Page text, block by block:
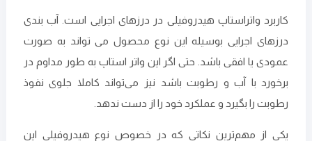
کاربرد واتراستاپ هیدروفیلی در درزهای اجرایی است. آب بندی
درزهای اجرایی بوسیله این نوع محصول می تواند به صورت
عمودی یا افقی باشد. حتی اگر این واتر استاپ به طور مداوم در
برخورد با آب و رطوبت باشد نیز می‌تواند کاملا جلوی نفوذ
رطوبت را بگیرد و عملکرد خود را از دست ندهد.
یکی از مهم‌ترین نکاتی که در خصوص نوع هیدروفیلی این